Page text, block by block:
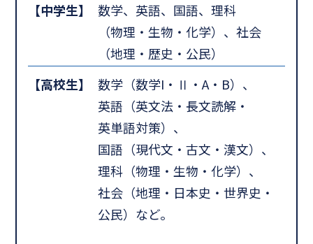
【中学生】
数学、英語、国語、理科
（物理・生物・化学）、社会
（地理・歴史・公民）
【高校生】
数学（数学I・Ⅱ・A・B）、
英語（英文法・長文読解・
英単語対策）、
国語（現代文・古文・漢文）、
理科（物理・生物・化学）、
社会（地理・日本史・世界史・
公民）など。